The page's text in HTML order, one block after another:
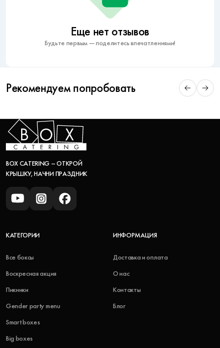
Еще нет отзывов
Будьте первым — поделитесь впечатлениями!
Рекомендуем попробовать
BOX CATERING – ОТКРОЙ
КРЫШКУ, НАЧНИ ПРАЗДНИК
КАТЕГОРИИ
Все боксы
Воскресная акция
Пикники
Gender party menu
Smart boxes
Big boxes
ИНФОРМАЦИЯ
Доставка и оплата
О нас
Контакты
Блог